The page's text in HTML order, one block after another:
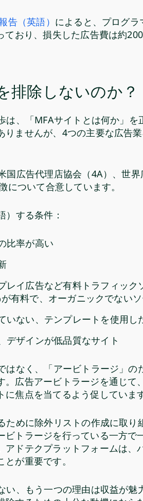
告（英語） によると、プログ
ており、損失した広告費は約
排除しないのか？
は、「MFAサイトとは何か」
りませんが、4つの主要な広告
国広告代理店協会（4A）、世
について合意しています。
）する条件：
比率が高い
レイ広告など有料トラフィッ
有料で、オーガニックでない
いない、テンプレートを使用
デザインが低品質なサイト
はなく、「アービトラージ」の
。広告アービトラージを通じて
に焦点を当てるよう促していま
ために除外リストの作成に取
ビトラージを行っている一方で
アドテクプラットフォームは、
が重要です。
い、もう一つの理由は収益が